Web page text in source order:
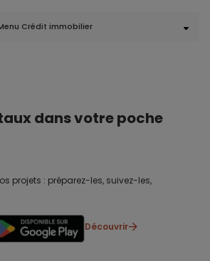
Crédit immobilier
dans votre poche
projets : préparez-les, suivez-les,
Découvrir